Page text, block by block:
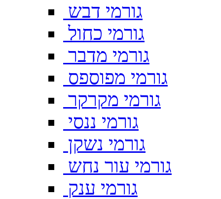
גורמי דבש
גורמי כחול
גורמי מדבר
גורמי מפוספס
גורמי מקרקר
גורמי ננסי
גורמי נשקן
גורמי עור נחש
גורמי ענק